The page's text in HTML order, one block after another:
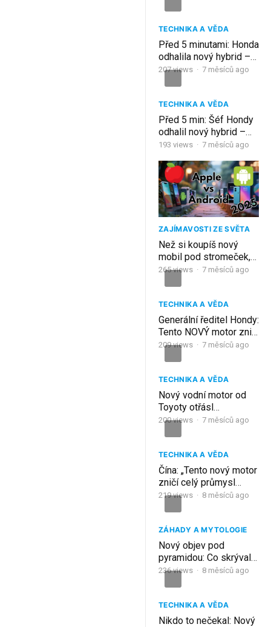
TECHNIKA A VĚDA
Před 5 minutami: Honda
odhalila nový hybrid –
konec éry
207views · 7 měsíců ago
TECHNIKA A VĚDA
Před 5 min: Šéf Hondy
odhalil nový hybrid –
elektromobily jsou
193 views · 7 měsíců ago
ZAJÍMAVOSTI ZE SVĚTA
Než si koupíš nový
mobil pod stromeček,
podívej se na tohle!
265views · 7 měsíců ago
TECHNIKA A VĚDA
Generální ředitel Hondy:
Tento NOVÝ motor zničí
celý průmysl
209views · 7 měsíců ago
TECHNIKA A VĚDA
Nový vodní motor od
Toyoty otřásl
průmyslem
200views · 7 měsíců ago
TECHNIKA A VĚDA
Čína: „Tento nový motor
zničí celý průmysl
elektromobilů!“
219views · 8 měsíců ago
ZÁHADY A MYTOLOGIE
Nový objev pod
pyramidou: Co skrývala
Gíza po tisíce let? |
236views · 8 měsíců ago
TECHNIKA A VĚDA
Nikdo to nečekal: Nový